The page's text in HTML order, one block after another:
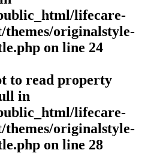
lifecare-
themes/originalstyle-
on line 24
to read property
in
lifecare-
themes/originalstyle-
on line 28